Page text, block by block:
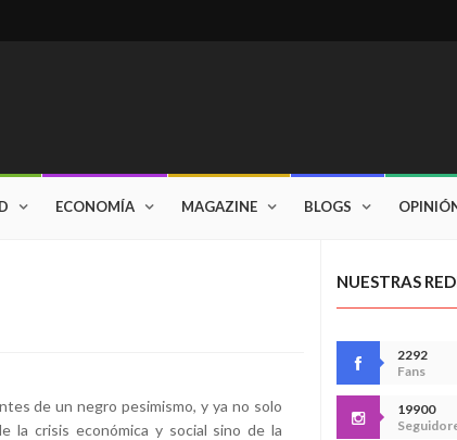
ECONOMÍA MAGAZINE BLOGS
de un negro pesimismo, y ya no solo
la crisis económica y social sino de la
NUESTRAS
2292
Fans
19900